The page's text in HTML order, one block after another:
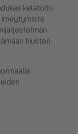
kelatoitu
imeytymistä
hiusten,